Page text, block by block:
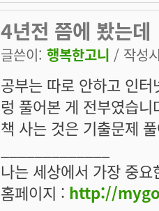
4년전 쯤에 봤는데
글쓴이: 행복한고니 / 작성
공부는 따로 안하고 인
렁 풀어본 게 전부였습니
책 사는 것은 기출문제
나는 세상에서 가장 중요
홈페이지 : http://